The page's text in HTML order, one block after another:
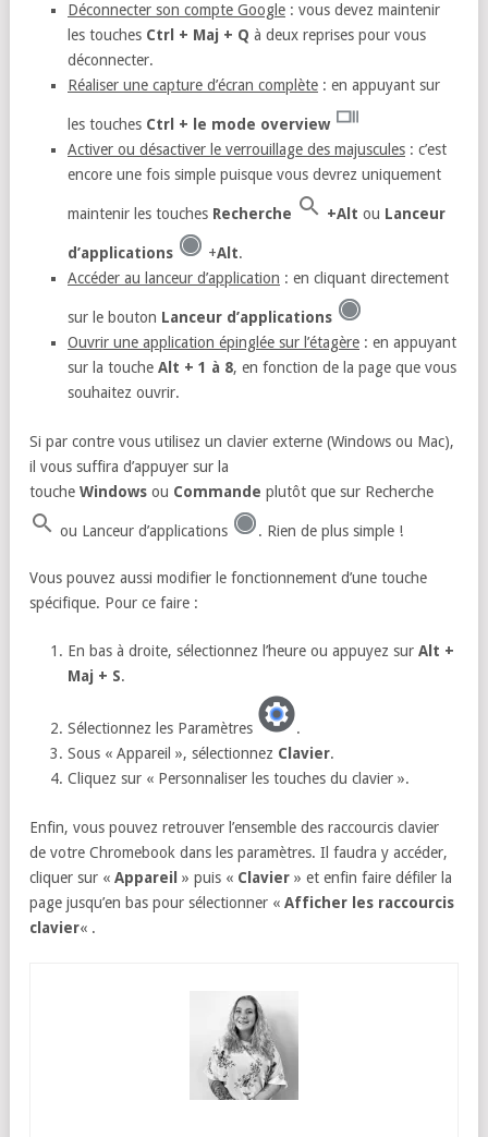
Déconnecter son compte Google : vous devez maintenir
les touches Ctrl + Maj + Q à deux reprises pour vous
déconnecter.
Réaliser une capture d’écran complète : en appuyant sur
les touches Ctrl + le mode overview
Activer ou désactiver le verrouillage des majuscules : c’est
encore une fois simple puisque vous devrez uniquement
maintenir les touches Recherche +Alt ou Lanceur
d’applications +Alt.
Accéder au lanceur d’application : en cliquant directement
sur le bouton Lanceur d’applications
Ouvrir une application épinglée sur l’étagère : en appuyant
sur la touche Alt + 1 à 8, en fonction de la page que vous
souhaitez ouvrir.
Si par contre vous utilisez un clavier externe (Windows ou Mac),
il vous suffira d’appuyer sur la
touche Windows ou Commande plutôt que sur Recherche
ou Lanceur d’applications . Rien de plus simple !
Vous pouvez aussi modifier le fonctionnement d’une touche
spécifique. Pour ce faire :
En bas à droite, sélectionnez l’heure ou appuyez sur Alt +
Maj + S.
Sélectionnez les Paramètres
.
Sous « Appareil », sélectionnez Clavier.
Cliquez sur « Personnaliser les touches du clavier ».
Enfin, vous pouvez retrouver l’ensemble des raccourcis clavier
de votre Chromebook dans les paramètres. Il faudra y accéder,
cliquer sur « Appareil » puis « Clavier » et enfin faire défiler la
page jusqu’en bas pour sélectionner « Afficher les raccourcis
clavier« .